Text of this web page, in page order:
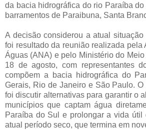
da bacia hidrográfica do rio Paraíba
barramentos de Paraibuna, Santa
A decisão considerou a atual
foi resultado da reunião realizada pela
Águas (ANA) e pelo Ministério do
18 de agosto, com representantes
compõem a bacia hidrográfica do
Gerais, Rio de Janeiro e São Paulo.
foi discutir alternativas para garantir o
municípios que captam água
Paraíba do Sul e prolongar a vida útil
atual período seco, que termina em